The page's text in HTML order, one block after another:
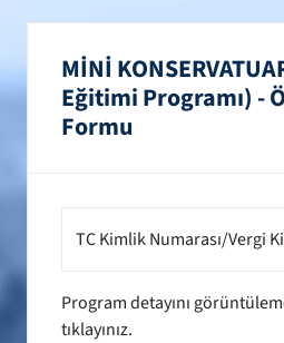
MİNİ
Eğitimi Programı) -
Formu
TC Kimlik Numarası/Vergi
Program detayını
tıklayınız.